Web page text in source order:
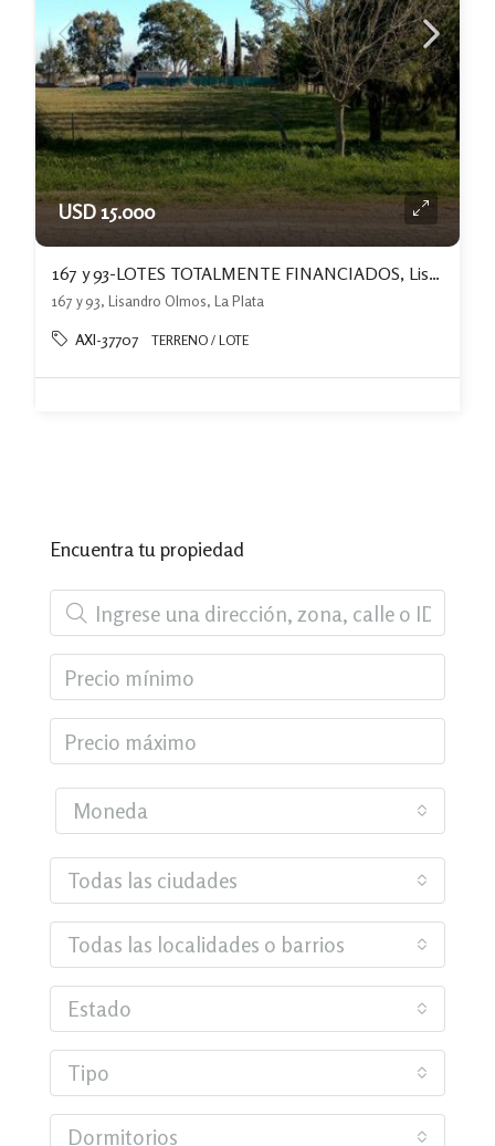
USD 15.000
167 y 93-LOTES TOTALMENTE FINANCIADOS, Lisandro Olmos.
167 y 93, Lisandro Olmos, La Plata
AXI-37707 TERRENO / LOTE
Encuentra tu propiedad
Moneda
Todas las ciudades
Todas las localidades o barrios
Estado
Tipo
Dormitorios